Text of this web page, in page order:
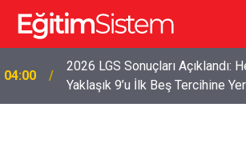
04:00
2026 LGS Sonuçları Açıklandı:
Yaklaşık 9’u İlk Beş Tercihine